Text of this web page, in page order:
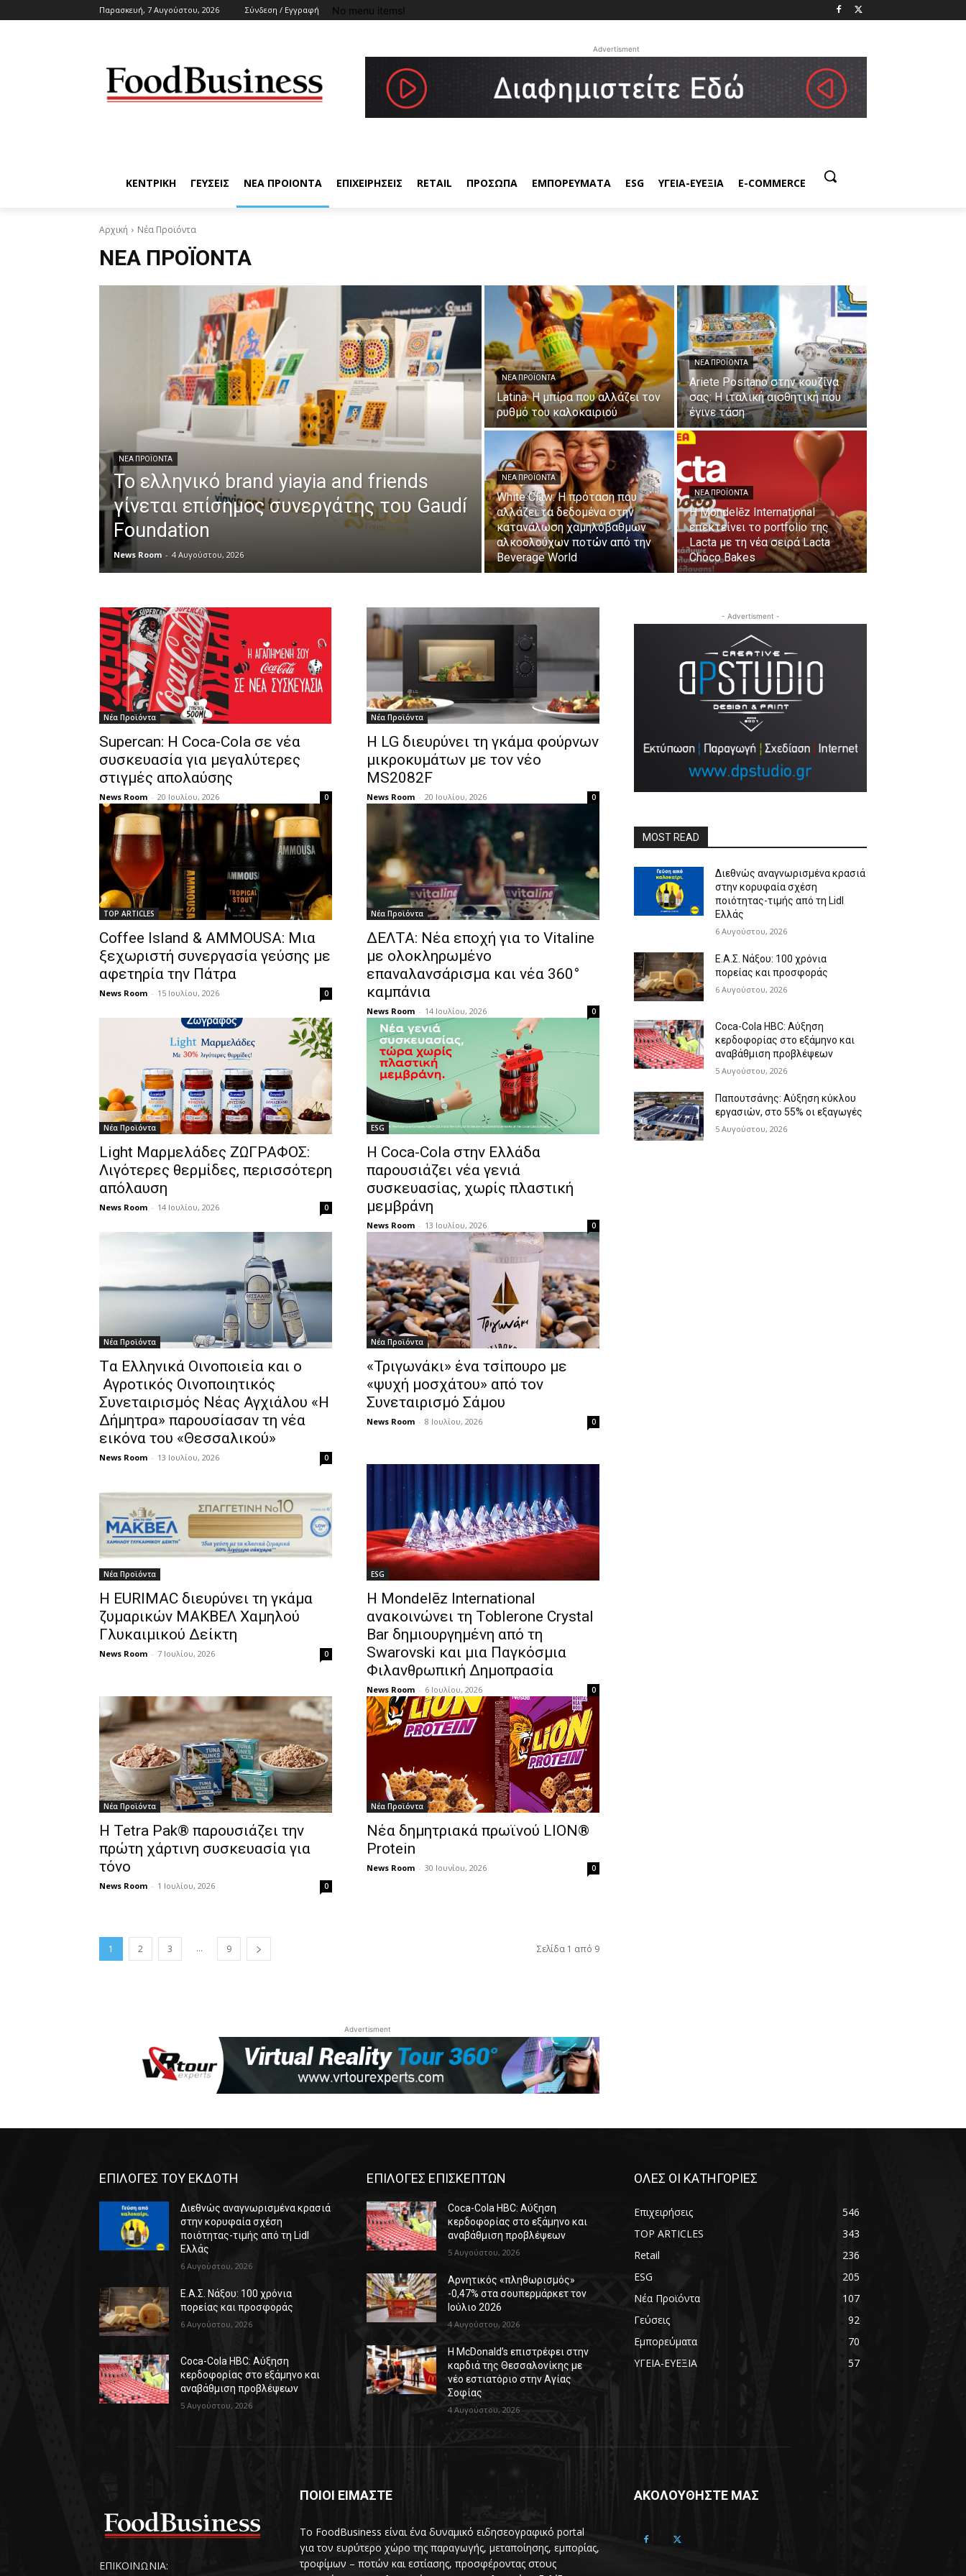
Παρασκευή, 7 Αυγούστου, 2026 Σύνδεση / Εγγραφή No menu items!
Advertisment
ΚΕΝΤΡΙΚΗ ΓΕΥΣΕΙΣ ΝΕΑ ΠΡΟΙΟΝΤΑ ΕΠΙΧΕΙΡΗΣΕΙΣ RETAIL ΠΡΟΣΩΠΑ ΕΜΠΟΡΕΥΜΑΤΑ ESG ΥΓΕΙΑ-ΕΥΕΞΙΑ E-COMMERCE
Αρχική Νέα Προϊόντα
ΝΈΑ ΠΡΟΪΌΝΤΑ
ΝΈΑ ΠΡΟΪΌΝΤΑ
Το ελληνικό brand yiayia and friends
γίνεται επίσημος συνεργάτης του Gaudí
Foundation
News Room - 4 Αυγούστου, 2026
ΝΈΑ ΠΡΟΪΌΝΤΑ
Latina: Η μπίρα που αλλάζει τον
ρυθμό του καλοκαιριού
ΝΈΑ ΠΡΟΪΌΝΤΑ
Ariete Positano στην κουζίνα
σας: Η ιταλική αισθητική που
έγινε τάση
ΝΈΑ ΠΡΟΪΌΝΤΑ
White Claw: Η πρόταση που
αλλάζει τα δεδομένα στην
κατανάλωση χαμηλόβαθμων
αλκοολούχων ποτών από την
Beverage World
ΝΈΑ ΠΡΟΪΌΝΤΑ
Η Mondelēz International
επεκτείνει το portfolio της
Lacta με τη νέα σειρά Lacta
Choco Bakes
Νέα Προϊόντα
Supercan: Η Coca-Cola σε νέα
συσκευασία για μεγαλύτερες
στιγμές απολαύσης
News Room - 20 Ιουλίου, 2026 0
Νέα Προϊόντα
Η LG διευρύνει τη γκάμα φούρνων
μικροκυμάτων με τον νέο
MS2082F
News Room - 20 Ιουλίου, 2026 0
TOP ARTICLES
Coffee Island & AMMOUSA: Μια
ξεχωριστή συνεργασία γεύσης με
αφετηρία την Πάτρα
News Room - 15 Ιουλίου, 2026 0
Νέα Προϊόντα
ΔΕΛΤΑ: Νέα εποχή για το Vitaline
με ολοκληρωμένο
επαναλανσάρισμα και νέα 360°
καμπάνια
News Room - 14 Ιουλίου, 2026 0
Νέα Προϊόντα
Light Μαρμελάδες ΖΩΓΡΑΦΟΣ:
Λιγότερες θερμίδες, περισσότερη
απόλαυση
News Room - 14 Ιουλίου, 2026 0
ESG
Η Coca-Cola στην Ελλάδα
παρουσιάζει νέα γενιά
συσκευασίας, χωρίς πλαστική
μεμβράνη
News Room - 13 Ιουλίου, 2026 0
Νέα Προϊόντα
Tα Ελληνικά Οινοποιεία και ο
Αγροτικός Οινοποιητικός
Συνεταιρισμός Νέας Αγχιάλου «Η
Δήμητρα» παρουσίασαν τη νέα
εικόνα του «Θεσσαλικού»
News Room - 13 Ιουλίου, 2026 0
Νέα Προϊόντα
«Τριγωνάκι» ένα τσίπουρο με
«ψυχή μοσχάτου» από τον
Συνεταιρισμό Σάμου
News Room - 8 Ιουλίου, 2026 0
Νέα Προϊόντα
Η EURIMAC διευρύνει τη γκάμα
ζυμαρικών ΜΑΚΒΕΛ Χαμηλού
Γλυκαιμικού Δείκτη
News Room - 7 Ιουλίου, 2026 0
ESG
Η Mondelēz International
ανακοινώνει τη Toblerone Crystal
Bar δημιουργημένη από τη
Swarovski και μια Παγκόσμια
Φιλανθρωπική Δημοπρασία
News Room - 6 Ιουλίου, 2026 0
Νέα Προϊόντα
Η Tetra Pak® παρουσιάζει την
πρώτη χάρτινη συσκευασία για
τόνο
News Room - 1 Ιουλίου, 2026 0
Νέα Προϊόντα
Νέα δημητριακά πρωϊνού LION®
Protein
News Room - 30 Ιουνίου, 2026 0
1 2 3 ... 9 Σελίδα 1 από 9
Advertisment
- Advertisment -
MOST READ
Διεθνώς αναγνωρισμένα κρασιά
στην κορυφαία σχέση
ποιότητας-τιμής από τη Lidl
Ελλάς
6 Αυγούστου, 2026
Ε.Α.Σ. Νάξου: 100 χρόνια
πορείας και προσφοράς
6 Αυγούστου, 2026
Coca-Cola HBC: Αύξηση
κερδοφορίας στο εξάμηνο και
αναβάθμιση προβλέψεων
5 Αυγούστου, 2026
Παπουτσάνης: Αύξηση κύκλου
εργασιών, στο 55% οι εξαγωγές
5 Αυγούστου, 2026
ΕΠΙΛΟΓΕΣ ΤΟΥ ΕΚΔΟΤΗ
Διεθνώς αναγνωρισμένα κρασιά
στην κορυφαία σχέση
ποιότητας-τιμής από τη Lidl
Ελλάς
6 Αυγούστου, 2026
Ε.Α.Σ. Νάξου: 100 χρόνια
πορείας και προσφοράς
6 Αυγούστου, 2026
Coca-Cola HBC: Αύξηση
κερδοφορίας στο εξάμηνο και
αναβάθμιση προβλέψεων
5 Αυγούστου, 2026
ΕΠΙΛΟΓΕΣ ΕΠΙΣΚΕΠΤΩΝ
Coca-Cola HBC: Αύξηση
κερδοφορίας στο εξάμηνο και
αναβάθμιση προβλέψεων
5 Αυγούστου, 2026
Αρνητικός «πληθωρισμός»
-0,47% στα σουπερμάρκετ τον
Ιούλιο 2026
4 Αυγούστου, 2026
Η McDonald’s επιστρέφει στην
καρδιά της Θεσσαλονίκης με
νέο εστιατόριο στην Αγίας
Σοφίας
4 Αυγούστου, 2026
ΟΛΕΣ ΟΙ ΚΑΤΗΓΟΡΙΕΣ
Επιχειρήσεις
546
TOP ARTICLES
343
Retail
236
ESG
205
Νέα Προϊόντα
107
Γεύσεις
92
Εμπορεύματα
70
ΥΓΕΙΑ-ΕΥΕΞΙΑ
57
ΕΠΙΚΟΙΝΩΝΙΑ:
ΠΟΙΟΙ ΕΙΜΑΣΤΕ
Το FoodBusiness είναι ένα δυναμικό ειδησεογραφικό portal
για τον ευρύτερο χώρο της παραγωγής, μεταποίησης, εμπορίας,
τροφίμων – ποτών και εστίασης, προσφέροντας στους
ΑΚΟΛΟΥΘΗΣΤΕ ΜΑΣ